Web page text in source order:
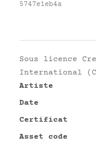
5747e1eb4a
Sous licence
International
Artiste
Date
Certificat
Asset code